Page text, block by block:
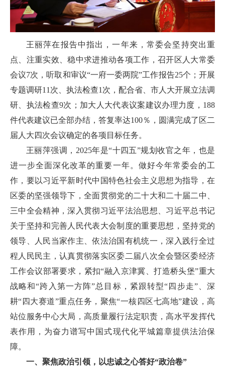
王丽萍在报告中指出，一年来，常委会坚持突出重
点、注重实效、稳中求进推动各项工作，召开区人大常委
会议7次，听取和审议“一府一委两院”工作报告25个；开展
专题调研11次、执法检查1次，配合省、市人大开展立法调
研、执法检查9次；加大人大代表议案建议办理力度，188
件代表建议已全部办结，答复率达100％，圆满完成了区二
届人大四次会议确定的各项目标任务。
王丽萍强调，2025年是“十四五”规划收官之年，也是
进一步全面深化改革的重要一年。做好今年常委会的工
作，要以习近平新时代中国特色社会主义思想为指导，在
区委的坚强领导下，全面贯彻党的二十大和二十届二中、
三中全会精神，深入贯彻习近平法治思想、习近平总书记
关于坚持和完善人民代表大会制度的重要思想，坚持党的
领导、人民当家作主、依法治国有机统一，深入践行全过
程人民民主，认真贯彻落实区委二届八次全会暨区委经济
工作会议部署要求，紧扣“融入京津冀、打造桥头堡”重大
战略和“跨入第一方阵”总目标，紧跟转型“四步走”、深
耕“四大赛道”重点任务，聚焦“一核四区七高地”建设，高
站位服务中心大局，高质量履行法定职责，高水平发挥代
表作用，为奋力谱写中国式现代化平城篇章提供法治保
障。
一、聚焦政治引领，以忠诚之心答好“政治卷”